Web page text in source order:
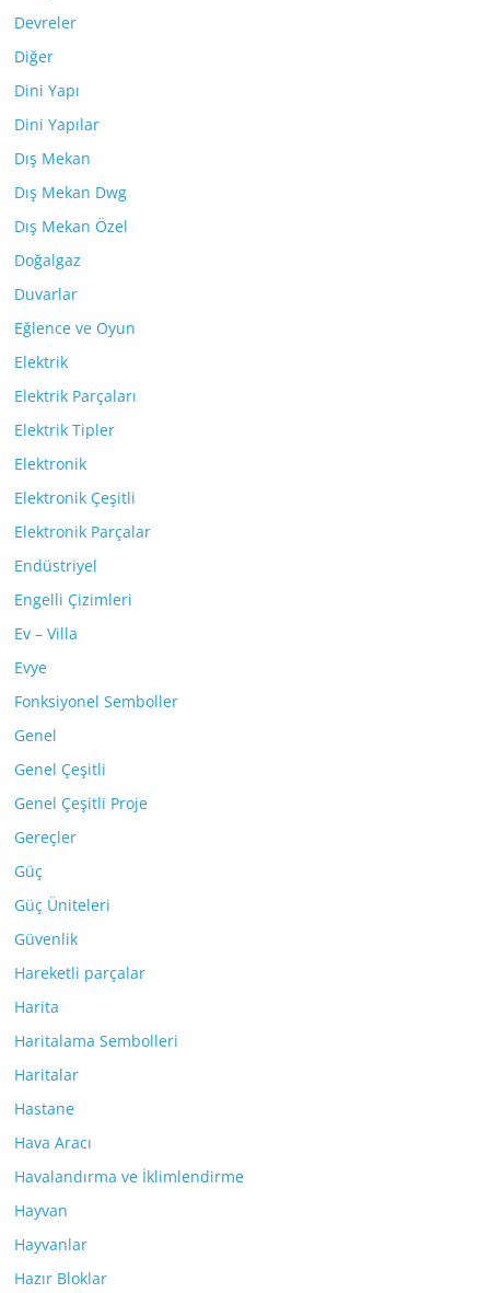
Devreler
Diğer
Dini Yapı
Dini Yapılar
Dış Mekan
Dış Mekan Dwg
Dış Mekan Özel
Doğalgaz
Duvarlar
Eğlence ve Oyun
Elektrik
Elektrik Parçaları
Elektrik Tipler
Elektronik
Elektronik Çeşitli
Elektronik Parçalar
Endüstriyel
Engelli Çizimleri
Ev – Villa
Evye
Fonksiyonel Semboller
Genel
Genel Çeşitli
Genel Çeşitli Proje
Gereçler
Güç
Güç Üniteleri
Güvenlik
Hareketli parçalar
Harita
Haritalama Sembolleri
Haritalar
Hastane
Hava Aracı
Havalandırma ve İklimlendirme
Hayvan
Hayvanlar
Hazır Bloklar